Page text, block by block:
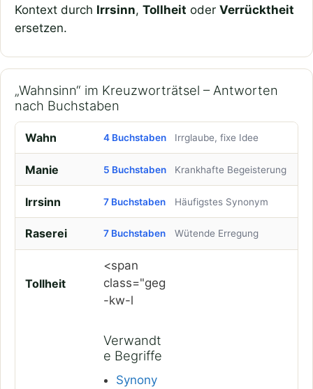
Kontext durch Irrsinn, Tollheit oder Verrücktheit
ersetzen.
„Wahnsinn“ im Kreuzworträtsel – Antworten
nach Buchstaben
Wahn 4 Buchstaben Irrglaube, fixe Idee
Manie 5 Buchstaben Krankhafte Begeisterung
Irrsinn 7 Buchstaben Häufigstes Synonym
Raserei 7 Buchstaben Wütende Erregung
Tollheit
<span
class="geg
-kw-l
Verwandt
e Begriffe
Synony